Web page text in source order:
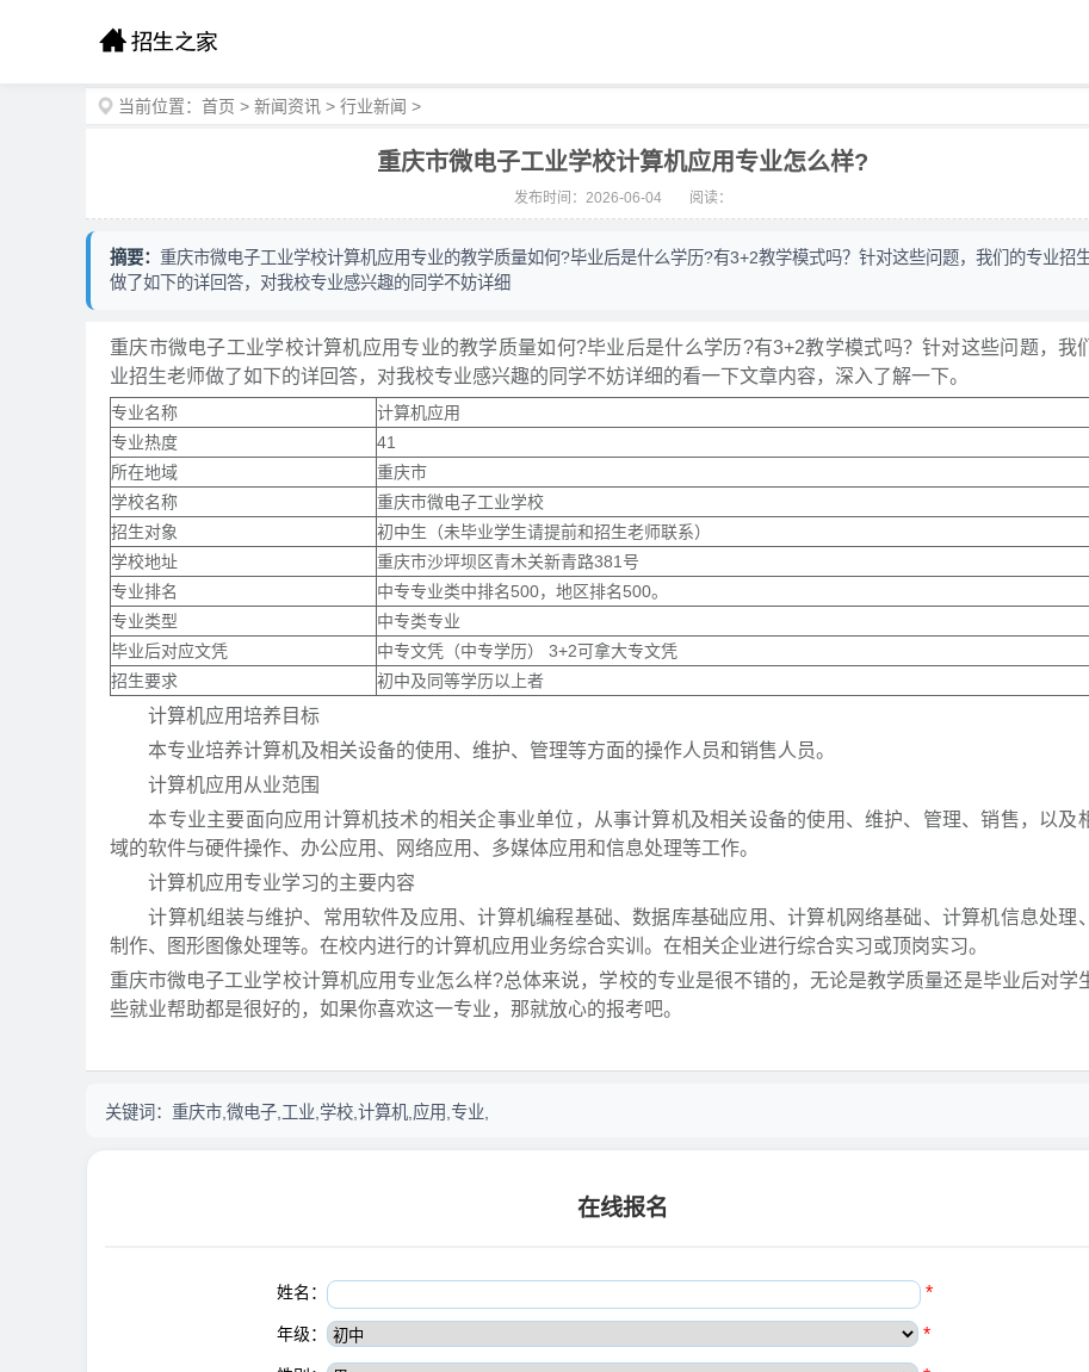
当前位置： 首页 > 新闻资讯 > 行业新闻 >
重庆市微电子工业学校计算机应用专业怎么样?
发布时间：2026-06-04 阅读：
摘要： 重庆市微电子工业学校计算机应用专业的教学质量如何?毕业后是什么学历?有3+2教学模式吗？针对这些问题，我们的专业招
做了如下的详回答，对我校专业感兴趣的同学不妨详细
重庆市微电子工业学校计算机应用专业的教学质量如何?毕业后是什么学历?有3+2教学模式吗？针对这些问题，我
业招生老师做了如下的详回答，对我校专业感兴趣的同学不妨详细的看一下文章内容，深入了解一下。
专业名称
计算机应用
专业热度
41
所在地域
重庆市
学校名称
重庆市微电子工业学校
招生对象
初中生（未毕业学生请提前和招生老师联系）
学校地址
重庆市沙坪坝区青木关新青路381号
专业排名
中专专业类中排名500，地区排名500。
专业类型
中专类专业
毕业后对应文凭
中专文凭（中专学历） 3+2可拿大专文凭
招生要求
初中及同等学历以上者
计算机应用培养目标
本专业培养计算机及相关设备的使用、维护、管理等方面的操作人员和销售人员。
计算机应用从业范围
本专业主要面向应用计算机技术的相关企事业单位，从事计算机及相关设备的使用、维护、管理、销售，以及
域的软件与硬件操作、办公应用、网络应用、多媒体应用和信息处理等工作。
计算机应用专业学习的主要内容
计算机组装与维护、常用软件及应用、计算机编程基础、数据库基础应用、计算机网络基础、计算机信息处理
制作、图形图像处理等。在校内进行的计算机应用业务综合实训。在相关企业进行综合实习或顶岗实习。
重庆市微电子工业学校计算机应用专业怎么样?总体来说，学校的专业是很不错的，无论是教学质量还是毕业后对学
些就业帮助都是很好的，如果你喜欢这一专业，那就放心的报考吧。
关键词： 重庆市,微电子,工业,学校,计算机,应用,专业,
在线报名
姓名： *
年级： *